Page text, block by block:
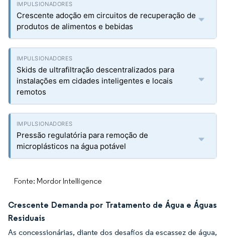
Crescente adoção em circuitos de recuperação de
produtos de alimentos e bebidas
Skids de ultrafiltração descentralizados para
instalações em cidades inteligentes e locais
remotos
Pressão regulatória para remoção de
microplásticos na água potável
Fonte: Mordor Intelligence
Crescente Demanda por Tratamento de Água e Águas
Residuais
As concessionárias, diante dos desafios da escassez de água,